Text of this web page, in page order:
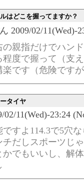
はどこを握ってますか？
2009/02/11(Wed)-
の親指だけでハン
程度で握って（支
楽です（危険です
タイヤ
02/11(Wed)-23:24
ですよ114.3で5穴
チだしスポーツじ
かでもいいし、解